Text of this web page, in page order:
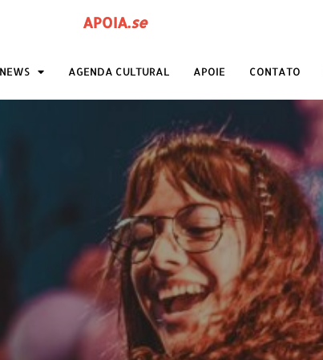
APOIA.se
AGENDA CULTURAL APOIE CONTATO